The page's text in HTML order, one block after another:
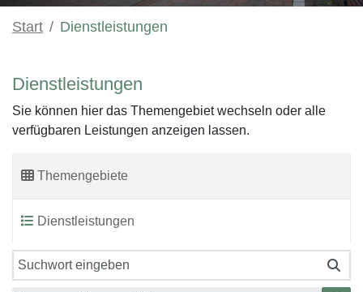
Start Dienstleistungen
Dienstleistungen
Sie können hier das Themengebiet wechseln oder alle
verfügbaren Leistungen anzeigen lassen.
Themengebiete
Dienstleistungen